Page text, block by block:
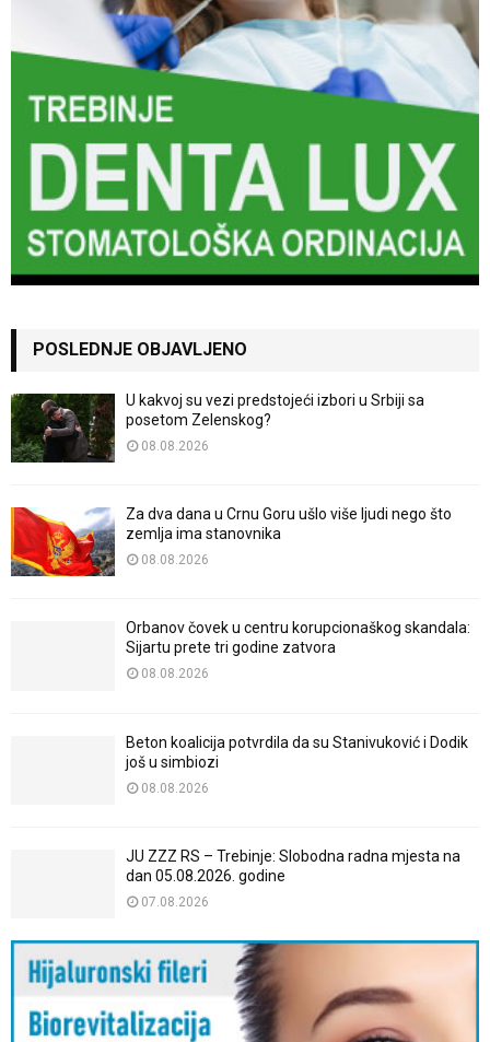
POSLEDNJE OBJAVLJENO
U kakvoj su vezi predstojeći izbori u Srbiji sa
posetom Zelenskog?
08.08.2026
Za dva dana u Crnu Goru ušlo više ljudi nego što
zemlja ima stanovnika
08.08.2026
Orbanov čovek u centru korupcionaškog skandala:
Sijartu prete tri godine zatvora
08.08.2026
Beton koalicija potvrdila da su Stanivuković i Dodik
još u simbiozi
08.08.2026
JU ZZZ RS – Trebinje: Slobodna radna mjesta na
dan 05.08.2026. godine
07.08.2026